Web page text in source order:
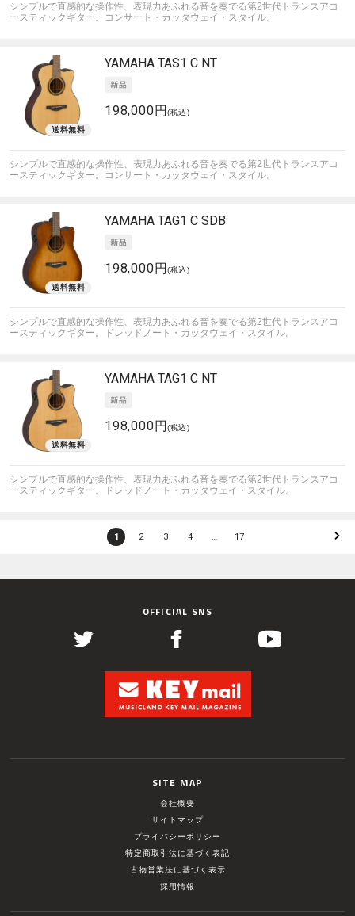
シンプルで直感的な操作性、表現力あふれる音を奏でる第2世代トランスアコ
ースティックギター。コンサート・カッタウェイ・スタイル。
YAMAHA TAS1 C NT
198,000円(税込)
シンプルで直感的な操作性、表現力あふれる音を奏でる第2世代トランスアコ
ースティックギター。コンサート・カッタウェイ・スタイル。
YAMAHA TAG1 C SDB
198,000円(税込)
シンプルで直感的な操作性、表現力あふれる音を奏でる第2世代トランスアコ
ースティックギター。ドレッドノート・カッタウェイ・スタイル。
YAMAHA TAG1 C NT
198,000円(税込)
シンプルで直感的な操作性、表現力あふれる音を奏でる第2世代トランスアコ
ースティックギター。ドレッドノート・カッタウェイ・スタイル。
1 2 3 4 … 17
OFFICIAL SNS
SITE MAP
会社概要
サイトマップ
プライバシーポリシー
特定商取引法に基づく表記
古物営業法に基づく表示
採用情報